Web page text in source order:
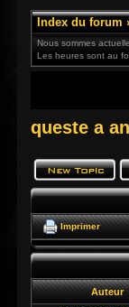
Index du forum
Nous sommes
Les heures sont au
queste a
Imprimer
Auteur